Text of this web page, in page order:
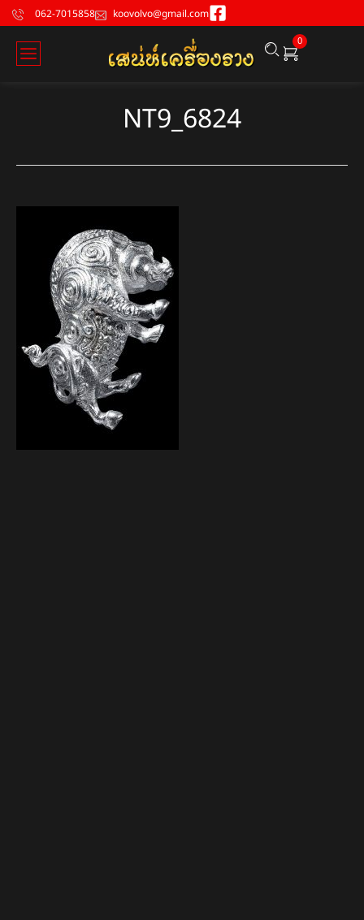
062-7015858 koovolvo@gmail.com
0
NT9_6824